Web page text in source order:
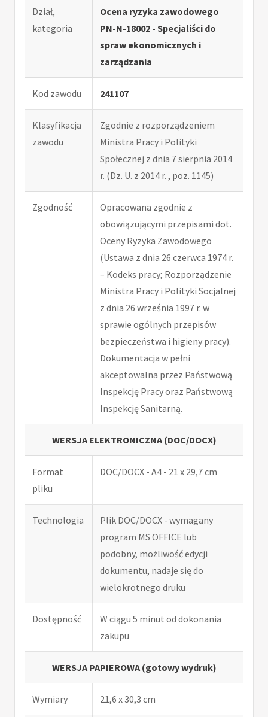
Dział,
kategoria
Ocena ryzyka zawodowego
PN-N-18002 - Specjaliści do
spraw ekonomicznych i
zarządzania
Kod zawodu 241107
Klasyfikacja
zawodu
Zgodnie z rozporządzeniem
Ministra Pracy i Polityki
Społecznej z dnia 7 sierpnia 2014
r. (Dz. U. z 2014 r. , poz. 1145)
Zgodność
Opracowana zgodnie z
obowiązującymi przepisami dot.
Oceny Ryzyka Zawodowego
(Ustawa z dnia 26 czerwca 1974 r.
– Kodeks pracy; Rozporządzenie
Ministra Pracy i Polityki Socjalnej
z dnia 26 września 1997 r. w
sprawie ogólnych przepisów
bezpieczeństwa i higieny pracy).
Dokumentacja w pełni
akceptowalna przez Państwową
Inspekcję Pracy oraz Państwową
Inspekcję Sanitarną.
WERSJA ELEKTRONICZNA (DOC/DOCX)
Format
pliku
DOC/DOCX - A4 - 21 x 29,7 cm
Technologia
Plik DOC/DOCX - wymagany
program MS OFFICE lub
podobny, możliwość edycji
dokumentu, nadaje się do
wielokrotnego druku
Dostępność
W ciągu 5 minut od dokonania
zakupu
WERSJA PAPIEROWA (gotowy wydruk)
Wymiary 21,6 x 30,3 cm